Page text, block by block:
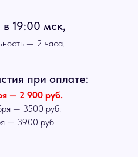
— 2 часа.
— 2 900 руб.
— 3500 руб.
— 3900 руб.
19:00 мск,
при оплате: